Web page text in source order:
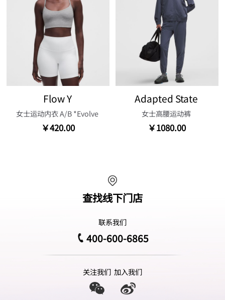
Flow Y
女士运动内衣 A/B *Evolve
￥420.00
Adapted State
女士高腰运动裤
￥1080.00
查找线下门店
联系我们
400-600-6865
关注我们 加入我们